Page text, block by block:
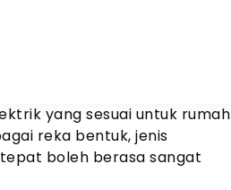
yang sesuai untuk rumah
reka bentuk, jenis
boleh berasa sangat